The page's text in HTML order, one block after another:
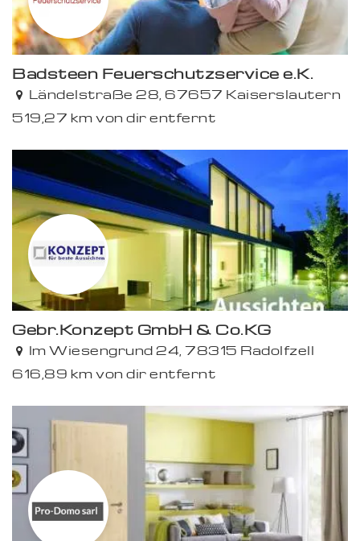
Badsteen Feuerschutzservice e.K.
Ländelstraße 28, 67657 Kaiserslautern
519,27 km von dir entfernt
Gebr.Konzept GmbH & Co.KG
Im Wiesengrund 24, 78315 Radolfzell
616,89 km von dir entfernt